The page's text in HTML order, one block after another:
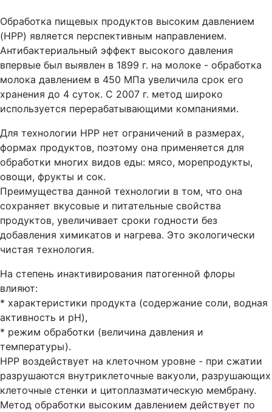
Обработка пищевых продуктов высоким давлением
(HPP) является перспективным направлением.
Антибактериальный эффект высокого давления
впервые был выявлен в 1899 г. на молоке - обработка
молока давлением в 450 МПа увеличила срок его
хранения до 4 суток. С 2007 г. метод широко
используется перерабатывающими компаниями.
Для технологии HPP нет ограничений в размерах,
формах продуктов, поэтому она применяется для
обработки многих видов еды: мясо, морепродукты,
овощи, фрукты и сок.
Преимущества данной технологии в том, что она
сохраняет вкусовые и питательные свойства
продуктов, увеличивает сроки годности без
добавления химикатов и нагрева. Это экологически
чистая технология.
На степень инактивирования патогенной флоры
влияют:
* характеристики продукта (содержание соли, водная
активность и pH),
* режим обработки (величина давления и
температуры).
HPP воздействует на клеточном уровне - при сжатии
разрушаются внутриклеточные вакуоли, разрушающих
клеточные стенки и цитоплазматическую мембрану.
Метод обработки высоким давлением действует по